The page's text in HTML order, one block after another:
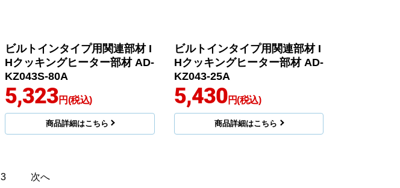
ビルトインタイプ用関連部材 I
Hクッキングヒーター部材 AD-
KZ043S-80A
5,323円(税込)
商品詳細はこちら
ビルトインタイプ用関連部材 I
Hクッキングヒーター部材 AD-
KZ043-25A
5,430円(税込)
商品詳細はこちら
3 次へ